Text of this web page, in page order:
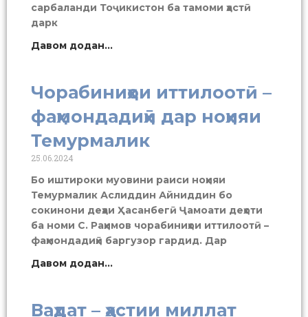
сарбаланди Тоҷикистон ба тамоми ҳастӣ
дарк
Давом додан...
Чорабиниҳои иттилоотӣ –
фаҳмондадиҳӣ дар ноҳияи
Темурмалик
25.06.2024
Бо иштироки муовини раиси ноҳияи
Темурмалик Аслиддин Айниддин бо
сокинони деҳаи Ҳасанбегӣ Ҷамоати деҳоти
ба номи С. Раҳимов чорабиниҳои иттилоотӣ –
фаҳмондадиҳӣ баргузор гардид. Дар
Давом додан...
Ваҳдат – ҳастии миллат